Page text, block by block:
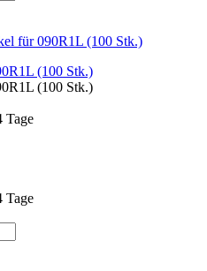
(100 Stk.)
(100 Stk.)
Tage
Tage